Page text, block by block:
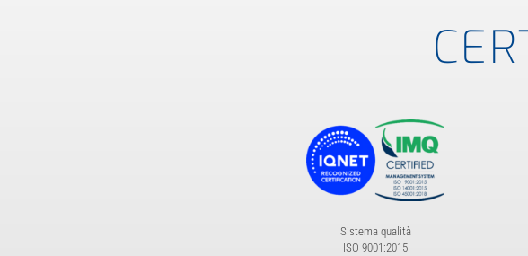
Sistema qualità
ISO 9001:2015